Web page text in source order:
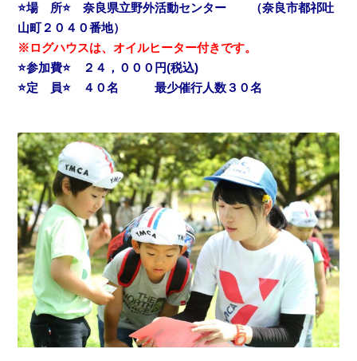
⭐場 所⭐ 奈良県立野外活動センター （奈良市都祁吐
山町２０４０番地）
※ログハウスは、オイルヒーター付きです。
⭐参加費⭐ ２４，０００円(税込)
⭐定 員⭐ ４０名 最少催行人数３０名